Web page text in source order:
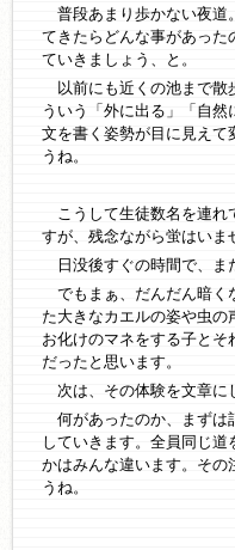
普段あまり歩かない夜道
てきたらどんな事があった
ていきましょう、と。
以前にも近くの池まで散
ういう「外に出る」「自
文を書く姿勢が目に見えて
うね。
こうして生徒数名を連れ
すが、残念ながら蛍はいま
日没後すぐの時間で、ま
でもまぁ、だんだん暗く
た大きなカエルの姿や虫
お化けのマネをする子と
だったと思います。
次は、その体験を文章に
何があったのか、まずは
していきます。全員同じ
かはみんな違います。その
うね。